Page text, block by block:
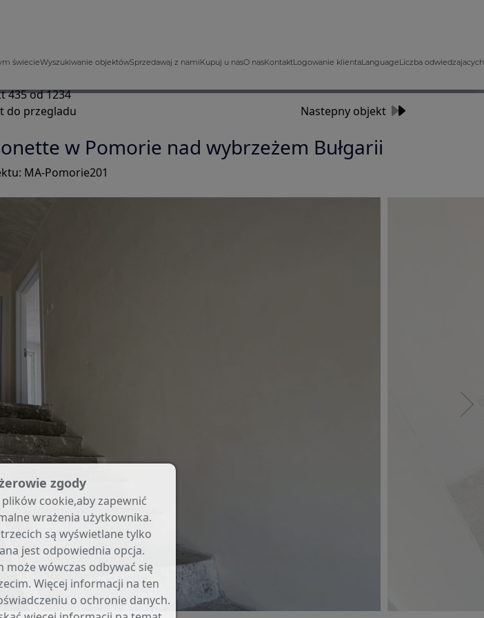
świecieWyszukiwanie objektówSprzedawaj z namiKupuj u nasO nasKontaktLogowanie klientaLanguageLiczba odwiedzajacych
435 od 1234
Nastepny objekt
do przegladu
w Pomorie nad wybrzeżem Bułgarii
MA-Pomorie201
zgody
cookie,aby zapewnić
wrażenia użytkownika.
są wyświetlane tylko
jest odpowiednia opcja.
może wówczas odbywać się
Więcej informacji na ten
o ochronie danych.
Wszelkie pliki cookie,takie jak śledzące i